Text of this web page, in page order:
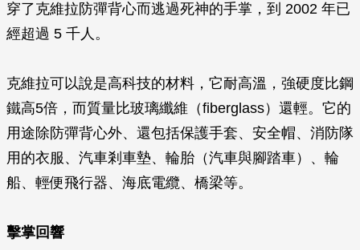
穿了克維拉防彈背心而逃過死神的手掌，到 2002 年已
經超過 5 千人。
克維拉可以說是高科技的材料，它耐高溫，強硬度比鋼
鐵高5倍，而質量比玻璃纖維（fiberglass）還輕。它的
用途除防彈背心外、還包括保護手套、安全帽、消防隊
用的衣服、汽車剎車墊、輪胎（汽車與腳踏車）、輪
船、輕便飛行器、海底電纜、橋梁等。
擊掌回響